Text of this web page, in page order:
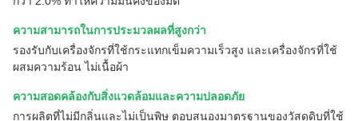
ความสามารถในการประมวลผลที่สูงกว่า
รองรับกับเครื่องจักรที่ใช้กระแทกเข็มความเร็วสูง และเครื่องจักรที่ใช้
ผสมความร้อน ไม่เนื้อผ้า
ความสอดคล้องกับสิ่งแวดล้อมและความปลอดภัย
การผลิตที่ไม่มีกลิ่นและไม่เป็นพิษ ตอบสนองมาตรฐานของวัสดุดิบที่ใช้